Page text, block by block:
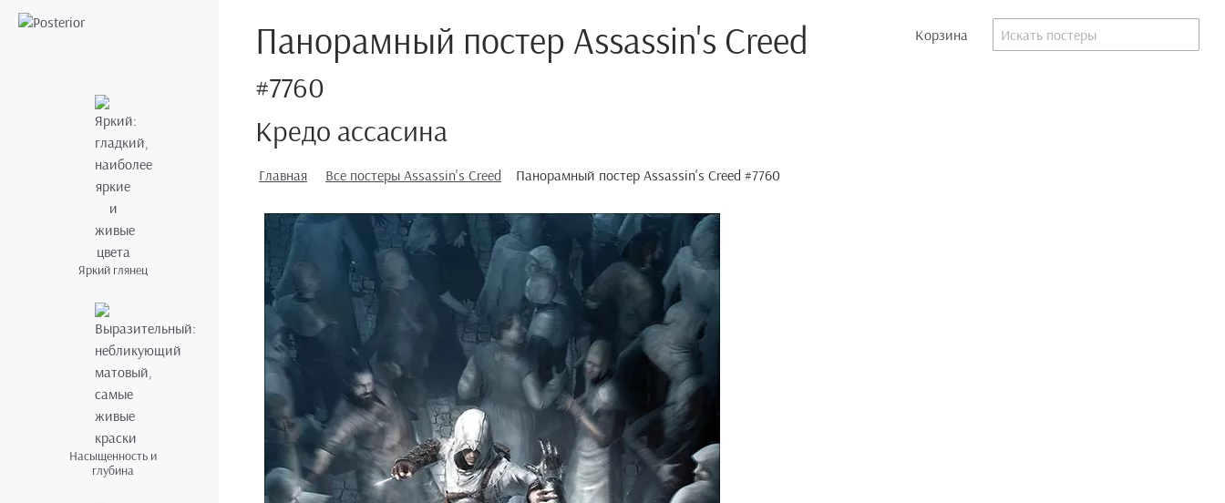
Корзина
Яркий глянец
Насыщенность и
глубина
Панорамный постер Assassin's Creed
#7760
Кредо ассасина
Главная Все постеры Assassin's Creed Панорамный постер Assassin's Creed #7760